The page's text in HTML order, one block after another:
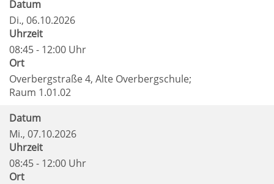
Datum
Di., 06.10.2026
Uhrzeit
08:45 - 12:00 Uhr
Ort
Overbergstraße 4, Alte Overbergschule;
Raum 1.01.02
Datum
Mi., 07.10.2026
Uhrzeit
08:45 - 12:00 Uhr
Ort